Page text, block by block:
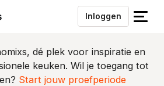
Inloggen
S
u
i
dé plek voor inspiratie en
keuken. Wil je toegang tot
Start jouw proefperiode